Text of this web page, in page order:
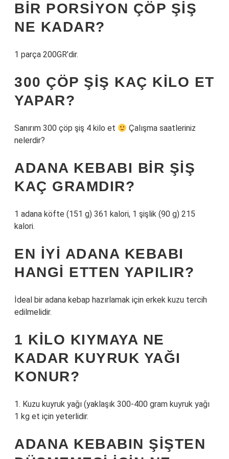
BIR PORSIYON ÇÖP ŞIŞ
NE KADAR?
1 parça 200GR’dir.
300 ÇÖP ŞIŞ KAÇ KILO ET
YAPAR?
Sanırım 300 çöp şiş 4 kilo et
Çalışma saatleriniz
nelerdir?
ADANA KEBABI BIR ŞIŞ
KAÇ GRAMDIR?
1 adana köfte (151 g) 361 kalori, 1 şişlik (90 g) 215
kalori.
EN IYI ADANA KEBABI
HANGI ETTEN YAPILIR?
İdeal bir adana kebap hazırlamak için erkek kuzu tercih
edilmelidir.
1 KILO KIYMAYA NE
KADAR KUYRUK YAĞI
KONUR?
1. Kuzu kuyruk yağı (yaklaşık 300-400 gram kuyruk yağı
1 kg et için yeterlidir.
ADANA KEBABIN ŞIŞTEN